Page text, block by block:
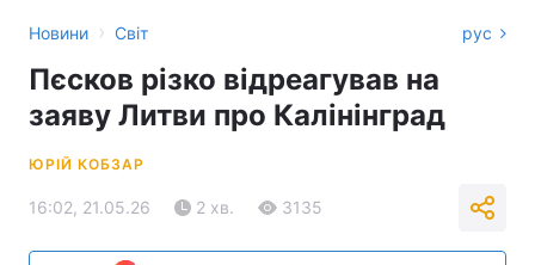
Новини › Світ рус
Пєсков різко відреагував на
заяву Литви про Калінінград
ЮРІЙ КОБЗАР
16:02, 21.05.26 2 хв. 3135